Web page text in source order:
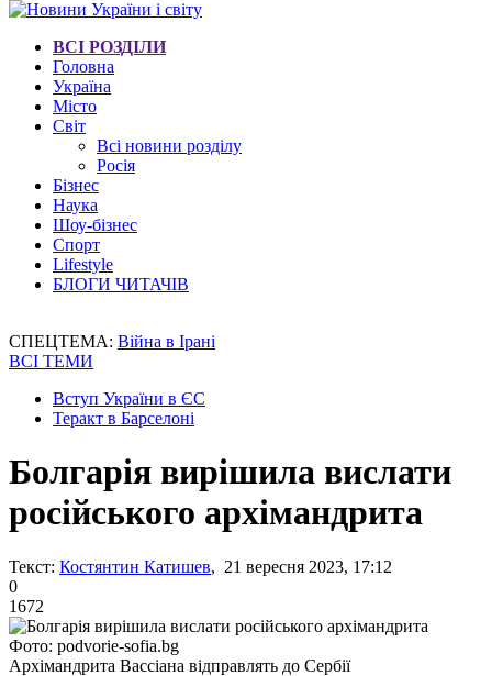
ВСІ РОЗДІЛИ
Головна
Україна
Місто
Світ
Всі новини розділу
Росія
Бізнес
Наука
Шоу-бізнес
Спорт
Lifestyle
БЛОГИ ЧИТАЧІВ
СПЕЦТЕМА: Війна в Ірані
ВСІ ТЕМИ
Вступ України в ЄС
Теракт в Барселоні
Болгарія вирішила вислати
російського архімандрита
Текст: Костянтин Катишев, 21 вересня 2023, 17:12
0
1672
Фото: podvorie-sofia.bg
Архімандрита Вассіана відправлять до Сербії